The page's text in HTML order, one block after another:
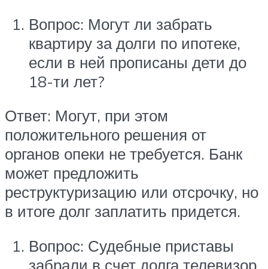
Вопрос: Могут ли забрать
квартиру за долги по ипотеке,
если в ней прописаны дети до
18-ти лет?
Ответ: Могут, при этом
положительного решения от
органов опеки не требуется. Банк
может предложить
реструктуризацию или отсрочку, но
в итоге долг заплатить придется.
Вопрос: Судебные приставы
забрали в счет долга телевизор,